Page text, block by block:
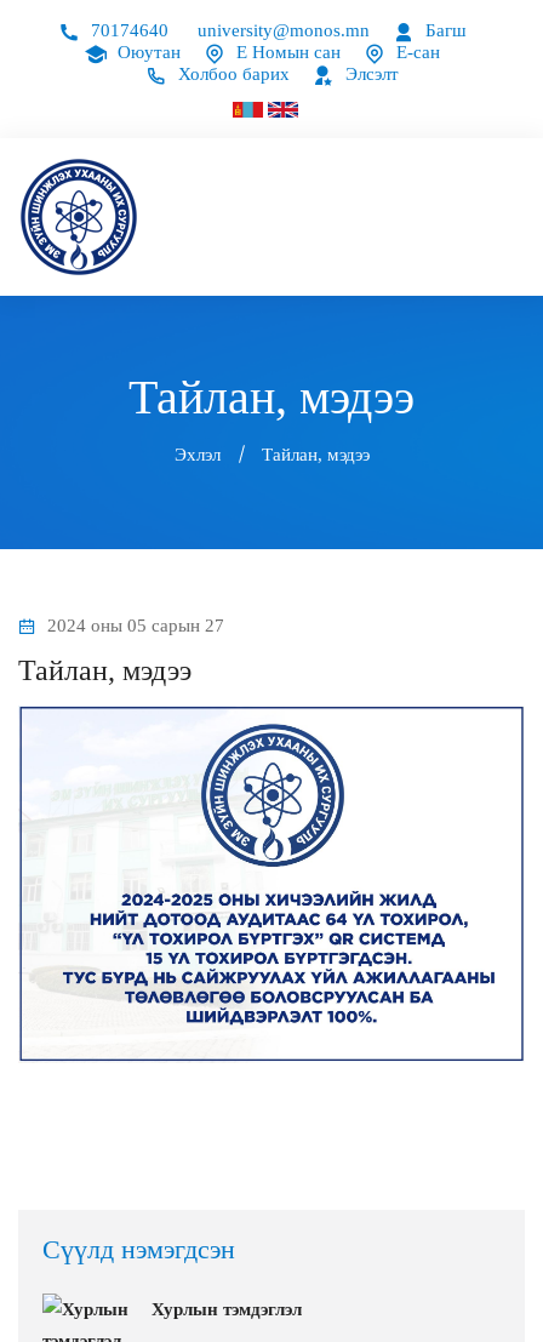
70174640 university@monos.mn
Багш
Оюутан
Е Номын сан
Е-сан
Холбоо барих
Элсэлт
Тайлан, мэдээ
Эхлэл Тайлан, мэдээ
2024 оны 05 сарын 27
Тайлан, мэдээ
Сүүлд нэмэгдсэн
Хурлын тэмдэглэл